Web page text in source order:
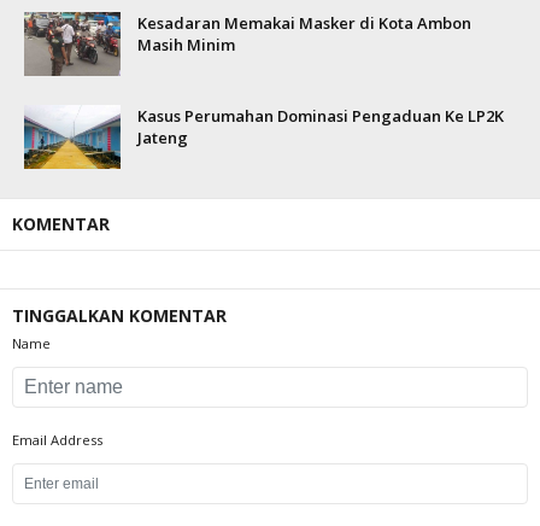
Kesadaran Memakai Masker di Kota Ambon
Masih Minim
Kasus Perumahan Dominasi Pengaduan Ke LP2K
Jateng
KOMENTAR
TINGGALKAN KOMENTAR
Name
Email Address